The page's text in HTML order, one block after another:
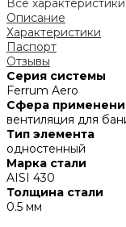
Описание
Характеристики
Паспорт
Отзывы
Серия системы
Ferrum Aero
Сфера
вентиляция для
Тип элемента
одностенный
Марка стали
AISI 430
Толщина стали
0.5 мм